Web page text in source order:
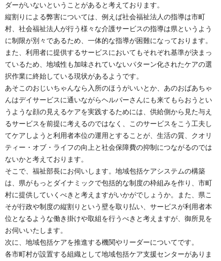
ダーがいないということがあると考えております。
縦割りによる弊害については、例えば社会福祉法人の指導は市町
村、社会福祉法人が行う様々な介護サービスの指導は県というよう
に制限が別々であるため、一体的な指導が困難になっております。
また、利用者に提供するサービスにおいてもそれぞれ基準が決まっ
ているため、地域性も加味されていないパターン化されたケアの選
択作業に終始している現状があるようです。
あそこのおじいちゃんなら入所のほうがいいとか、あのおばあちゃ
んはデイサービスに通いながらヘルパーさんにも来てもらおうとい
うような顔の見えるケアを実践するためには、供給側から見た与え
るサービスを前提に考えるのではなく、このサービスをこう工夫し
てケアしようと利用者本位の運用とすることが、生活の質、クオリ
ティー・オブ・ライフの向上と社会保障費の抑制につながるのでは
ないかと考えております。
そこで、福祉部長にお伺いします。地域包括ケアシステムの構築
は、県がもっとダイナミックで包括的な制度の枠組みを作り、市町
村に提供していくべきと考えますがいかがでしょうか。また、県こ
そが行政や制度の縦割りという壁を取り払い、サービスが利用者本
位となるような働き掛けや取組を行うべきと考えますが、御所見を
お伺いいたします。
次に、地域包括ケアを推進する機関やリーダーについてです。
各市町村が設置する組織として地域包括ケア支援センターがありま